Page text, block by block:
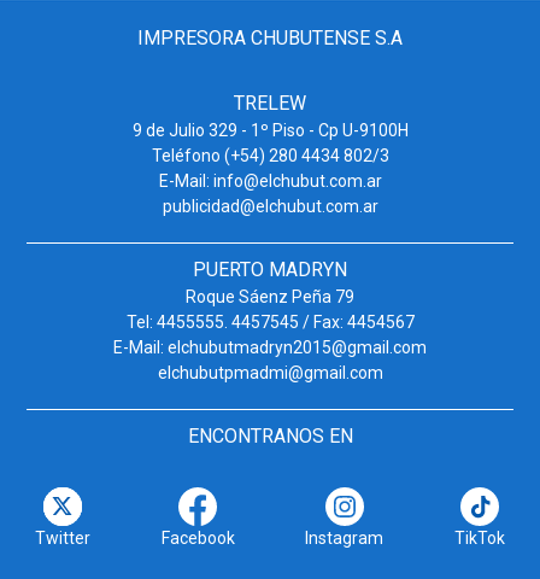
IMPRESORA CHUBUTENSE S.A
TRELEW
9 de Julio 329 - 1º Piso - Cp U-9100H
Teléfono (+54) 280 4434 802/3
E-Mail: info@elchubut.com.ar
publicidad@elchubut.com.ar
PUERTO MADRYN
Roque Sáenz Peña 79
Tel: 4455555. 4457545 / Fax: 4454567
E-Mail: elchubutmadryn2015@gmail.com
elchubutpmadmi@gmail.com
ENCONTRANOS EN
Twitter Facebook Instagram TikTok